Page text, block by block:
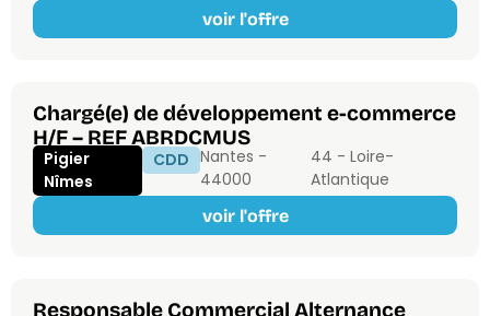
voir l'offre
Chargé(e) de développement e-commerce
H/F – REF ABRDCMUS
Pigier
Nîmes
CDD Nantes -
44000
44 - Loire-
Atlantique
voir l'offre
Responsable Commercial Alternance